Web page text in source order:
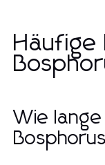
Häufige
Wie